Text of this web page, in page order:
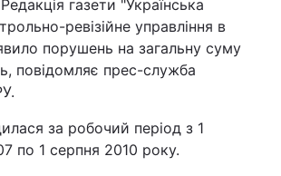
газети "Українська
ревізійне управління в
порушень на загальну суму
повідомляє прес-служба
за робочий період з 1
по 1 серпня 2010 року.